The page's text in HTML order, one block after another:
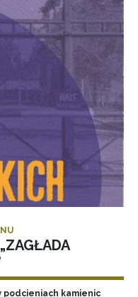
podcieniach kamienic